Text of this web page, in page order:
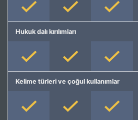
Hukuk dalı kırılımları
Kelime türleri ve çoğul kullanımlar